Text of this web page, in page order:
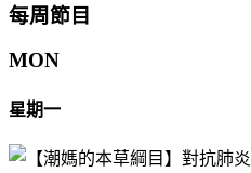
每周節目
MON
星期一